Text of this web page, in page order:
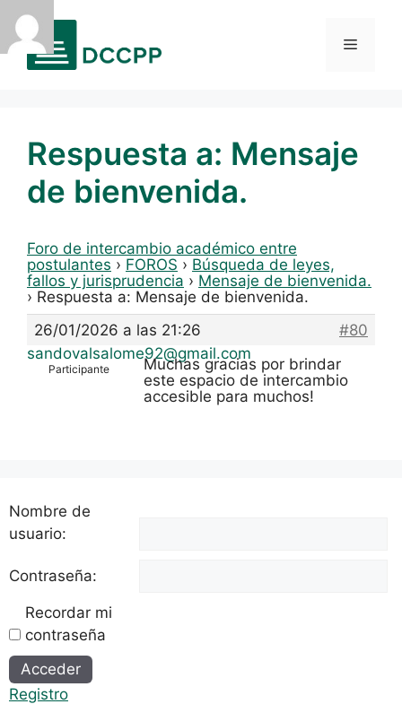
Saltar
contenido
Menú
Respuesta a: Mensaje
de bienvenida.
Foro de intercambio académico entre
postulantes › FOROS › Búsqueda de leyes,
fallos y jurisprudencia › Mensaje de bienvenida.
› Respuesta a: Mensaje de bienvenida.
26/01/2026 a las 21:26
#80
sandovalsalome92@gmail.com
Participante
Muchas gracias por brindar
este espacio de intercambio
accesible para muchos!
Nombre de
usuario:
Contraseña:
Recordar mi
contraseña
Alternative:
Acceder
Registro